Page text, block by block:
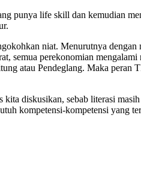
punya life skill dan kemudian
niat. Menurutnya
semua perekonomian
atau Pendeglang. Maka
diskusikan, sebab literasi
kompetensi-kompetensi yang